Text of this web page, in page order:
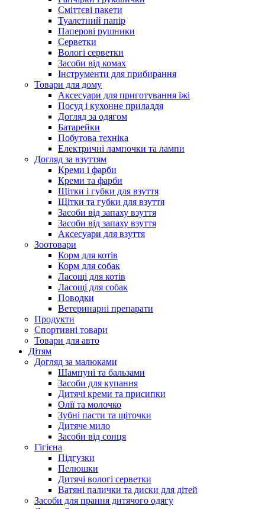
Сміттєві пакети
Туалетний папір
Паперові рушники
Серветки
Вологі серветки
Засоби від комах
Інструменти для прибирання
Товари для дому
Аксесуари для приготування їжі
Посуд і кухонне приладдя
Догляд за одягом
Батарейки
Побутова техніка
Електричні лампочки та лампи
Догляд за взуттям
Креми і фарби
Креми та фарби
Щітки і губки для взуття
Щітки та губки для взуття
Засоби від запаху взуття
Засоби від запаху взуття
Аксесуари для взуття
Зоотовари
Корм для котів
Корм для собак
Ласощі для котів
Ласощі для собак
Поводки
Ветеринарні препарати
Продукти
Спортивні товари
Товари для авто
Дітям
Догляд за малюками
Шампуні та бальзами
Засоби для купання
Дитячі креми та присипки
Олії та молочко
Зубні пасти та щіточки
Дитяче мило
Засоби від сонця
Гігієна
Підгузки
Пелюшки
Дитячі вологі серветки
Ватяні палички та диски для дітей
Засоби для прання дитячого одягу